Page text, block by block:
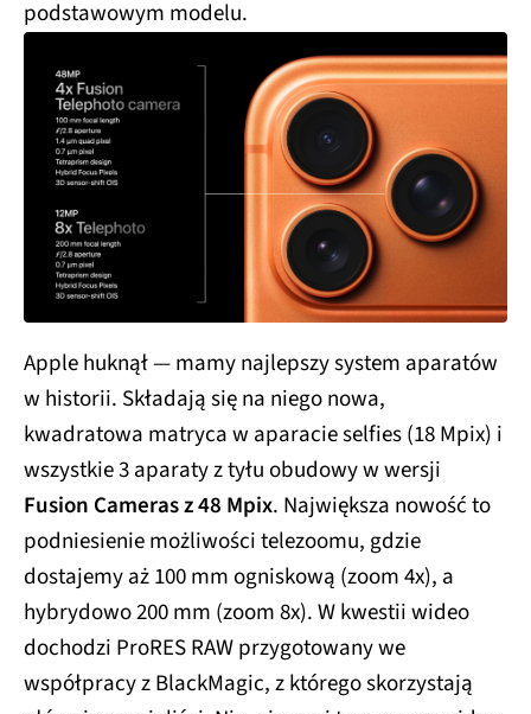
podstawowym modelu.
Apple huknął — mamy najlepszy system aparatów
w historii. Składają się na niego nowa,
kwadratowa matryca w aparacie selfies (18 Mpix) i
wszystkie 3 aparaty z tyłu obudowy w wersji
Fusion Cameras z 48 Mpix. Największa nowość to
podniesienie możliwości telezoomu, gdzie
dostajemy aż 100 mm ogniskową (zoom 4x), a
hybrydowo 200 mm (zoom 8x). W kwestii wideo
dochodzi ProRES RAW przygotowany we
współpracy z BlackMagic, z którego skorzystają